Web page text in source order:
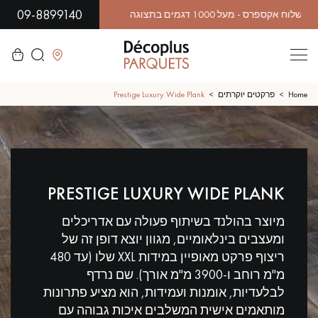
09-8899140
לסגור
LES RECHERCHES LES PLUS COURANTES צרו
איתנו קשר לפרויקט שלכם
פרקט גושני פרקט רב שכבתי
WOOD VENEER FLOORING פרקט עם דפוס
פרקט עץ אקזוטי פרקט לכה
פרקט גימור שמן פרקט גולמי
Home פרקטים יוקרתים Prestige Luxury Wide Plank
PRESTIGE LUXURY WIDE PLANK
מיוצר בהולנד בשיתוף פעולה עם אדריכלים
ומעצבים בינלאומיים, מגוון יוצא דופן זה של
ריצוף פרקט מאופיין במידות XXL שלו (עד 480
מ"מ רוחב ו-3900 מ"מ אורך). שם נרדף
לבלעדיות, אומנות ועמידות, הוא מציע פתרונות
מותאמים אישית המשלבים איכות גבוהה עם